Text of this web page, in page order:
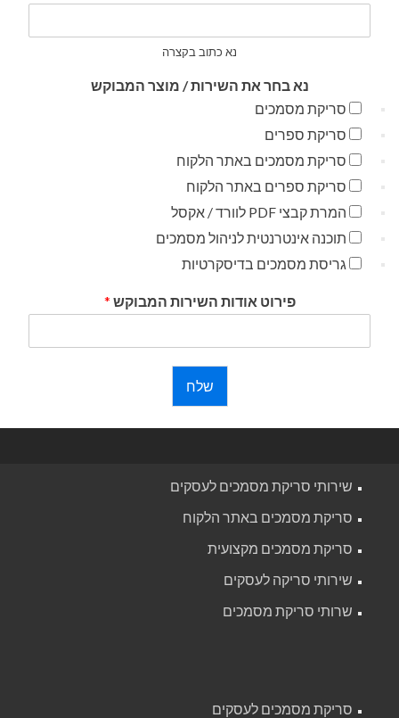
נא כתוב בקצרה
נא בחר את השירות / מוצר המבוקש
סריקת מסמכים
סריקת ספרים
סריקת מסמכים באתר הלקוח
סריקת ספרים באתר הלקוח
המרת קבצי PDF לוורד / אקסל
תוכנה אינטרנטית לניהול מסמכים
גריסת מסמכים בדיסקרטיות
פירוט אודות השירות המבוקש *
שלח
שירותי סריקת מסמכים לעסקים
סריקת מסמכים באתר הלקוח
סריקת מסמכים מקצועית
שירותי סריקה לעסקים
שרותי סריקת מסמכים
סריקת מסמכים לעסקים